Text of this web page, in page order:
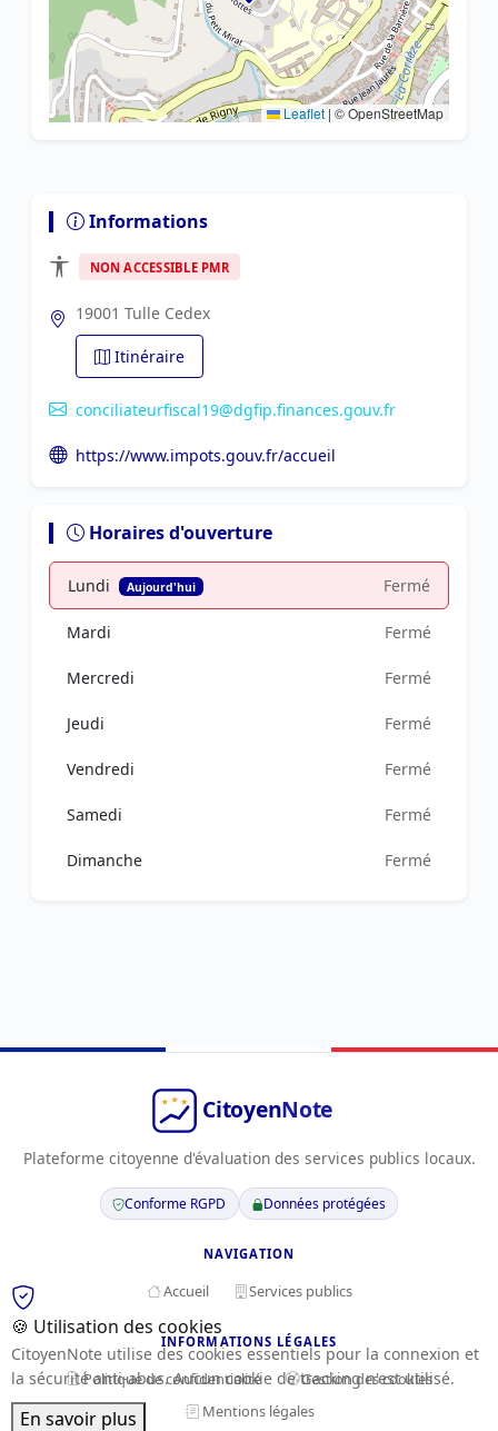
Leaflet | © OpenStreetMap
Informations
NON ACCESSIBLE PMR
19001 Tulle Cedex
Itinéraire
conciliateurfiscal19@dgfip.finances.gouv.fr
https://www.impots.gouv.fr/accueil
Horaires d'ouverture
Lundi Aujourd'hui Fermé
Mardi Fermé
Mercredi Fermé
Jeudi Fermé
Vendredi Fermé
Samedi Fermé
Dimanche Fermé
Plateforme citoyenne d'évaluation des services publics locaux.
Conforme RGPD Données protégées
NAVIGATION
Accueil Services publics
INFORMATIONS LÉGALES
Politique de confidentialité
Gestion des cookies
Mentions légales
🍪 Utilisation des cookies
CitoyenNote utilise des cookies essentiels pour la connexion et
la sécurité anti-abus. Aucun cookie de tracking n'est utilisé.
En savoir plus